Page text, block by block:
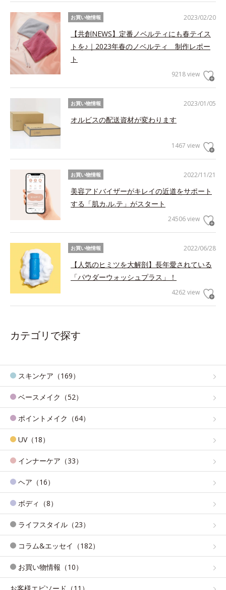
2023/02/20
お買い物情報
【共創NEWS】定番ノベルティにも春テイス
トを♪｜2023年春のノベルティ 制作レポー
ト
9218 view
2023/01/05
お買い物情報
オルビスの配送資材が変わります
1467 view
2022/11/21
お買い物情報
美容アドバイザーがキレイの近道をサポート
する「肌カ.ル.テ」がスタート
24506 view
2022/06/28
お買い物情報
【人気のヒミツを大解剖】長年愛されている
「パウダーウォッシュプラス」！
4262 view
カテゴリで探す
スキンケア（169）
ベースメイク（52）
ポイントメイク（64）
UV（18）
インナーケア（33）
ヘア（16）
ボディ（8）
ライフスタイル（23）
コラム&エッセイ（182）
お買い物情報（10）